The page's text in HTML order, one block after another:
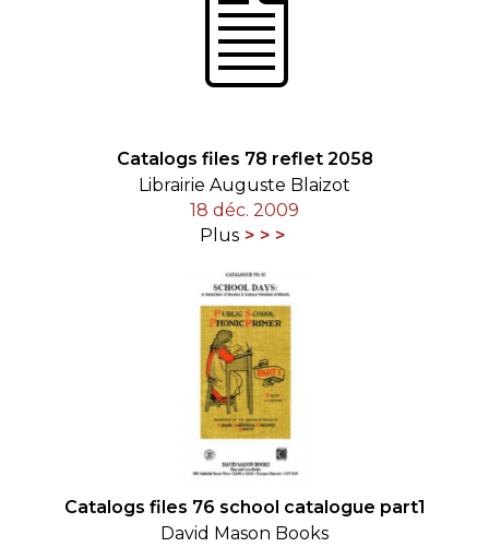
Catalogs files 78 reflet 2058
Librairie Auguste Blaizot
18 déc. 2009
Plus
Catalogs files 76 school catalogue part1
David Mason Books